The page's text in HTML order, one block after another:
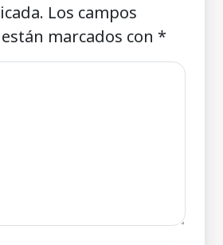
Los campos
marcados con *